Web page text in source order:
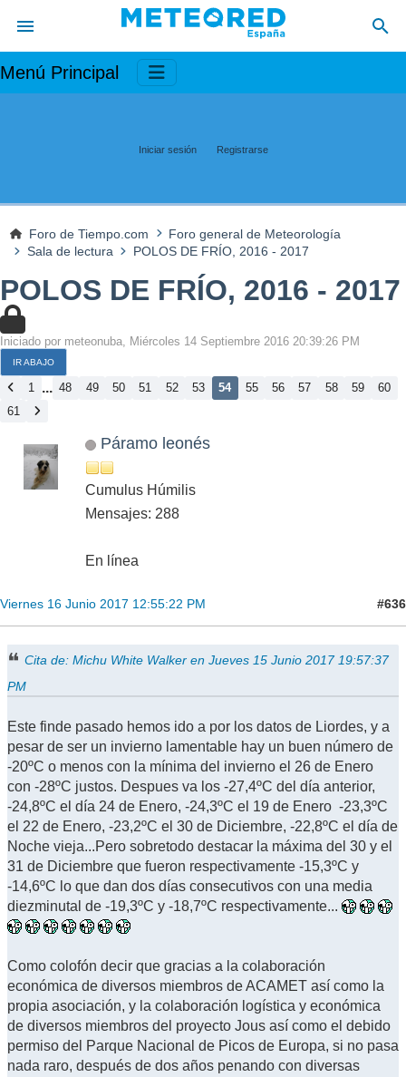
Menú Principal
Iniciar sesión Registrarse
Foro de Tiempo.com
Foro general de Meteorología
Sala de lectura
POLOS DE FRÍO, 2016 - 2017
POLOS DE FRÍO, 2016 - 2017
Iniciado por meteonuba, Miércoles 14 Septiembre 2016 20:39:26 PM
IR ABAJO
1 ... 48 49 50 51 52 53 54 55 56 57 58 59
60
61
Páramo leonés
Cumulus Húmilis
Mensajes: 288
En línea
Viernes 16 Junio 2017 12:55:22 PM #636
Cita de: Michu White Walker en Jueves 15 Junio 2017 19:57:37
PM
Este finde pasado hemos ido a por los datos de Liordes, y a
pesar de ser un invierno lamentable hay un buen número de
-20ºC o menos con la mínima del invierno el 26 de Enero
con -28ºC justos. Despues va los -27,4ºC del día anterior,
-24,8ºC el día 24 de Enero, -24,3ºC el 19 de Enero -23,3ºC
el 22 de Enero, -23,2ºC el 30 de Diciembre, -22,8ºC el día de
Noche vieja...Pero sobretodo destacar la máxima del 30 y el
31 de Diciembre que fueron respectivamente -15,3ºC y
-14,6ºC lo que dan dos días consecutivos con una media
diezminutal de -19,3ºC y -18,7ºC respectivamente...
Como colofón decir que gracias a la colaboración
económica de diversos miembros de ACAMET así como la
propia asociación, y la colaboración logística y económica
de diversos miembros del proyecto Jous así como el debido
permiso del Parque Nacional de Picos de Europa, si no pasa
nada raro, después de dos años penando con diversas